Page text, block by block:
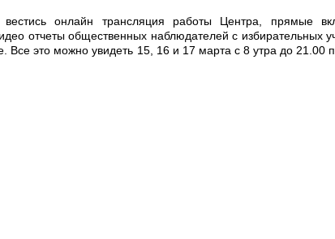
онлайн трансляция работы Центра, прямые
отчеты общественных наблюдателей с избирательных
Все это можно увидеть 15, 16 и 17 марта с 8 утра до 21.00